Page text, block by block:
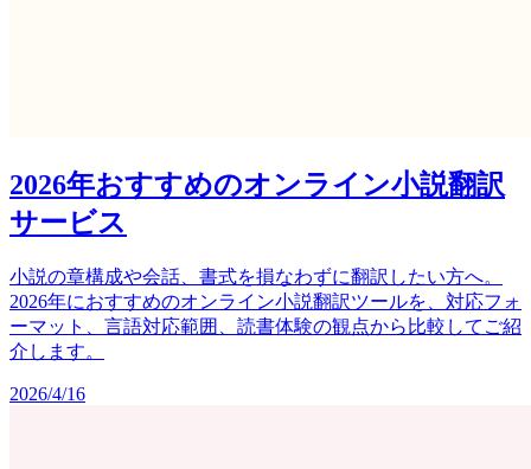
2026年おすすめのオンライン小説翻訳
サービス
小説の章構成や会話、書式を損なわずに翻訳したい方へ。
2026年におすすめのオンライン小説翻訳ツールを、対応フォ
ーマット、言語対応範囲、読書体験の観点から比較してご紹
介します。
2026/4/16